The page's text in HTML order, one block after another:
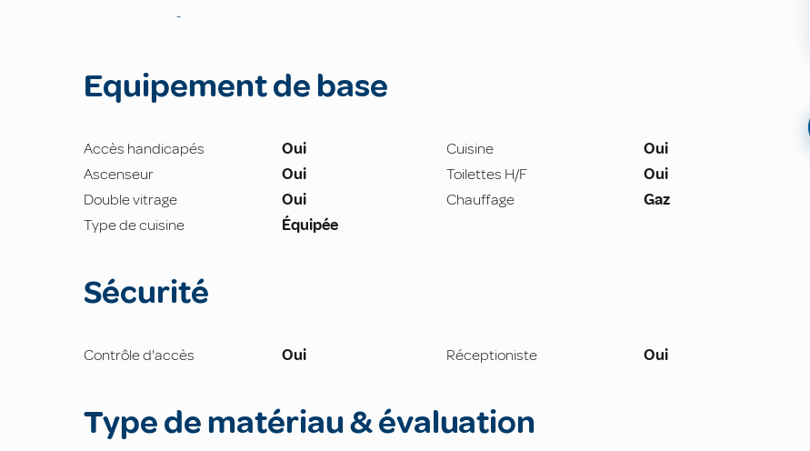
-
Equipement de base
Accès handicapés Oui Cuisine
Oui
Ascenseur
Oui Toilettes H/F
Oui
Double vitrage
Oui Chauffage
Gaz
Type de cuisine
Équipée
Sécurité
Contrôle d'accès Oui Réceptioniste Oui
Type de matériau & évaluation